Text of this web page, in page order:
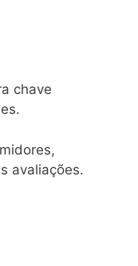
chave
avaliações.